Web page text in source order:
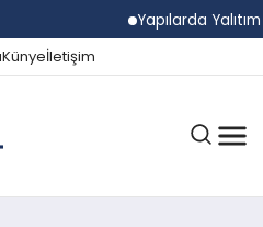
Yapılarda Yalıtım
Künyeİletişim